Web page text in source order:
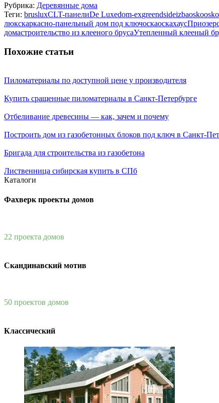
Рубрика: Деревянные дома
Теги: brusluxCLT-панелиDe Luxedom-exgreendsideizbaosko
люкскаркасно-панельный дом под ключоскаоскахаус
домастроительство из клееного брусаУтепленный клееный
Похожие статьи
Пиломатериалы по доступной цене у производителя
Купить сращенные пиломатериалы в Санкт-Петербурге
Отбеливание древесины — как, зачем и почему
Построить дом из газобетонных блоков под ключ в Санкт-
Бригада для строительства из газобетона
Лиственница сибирская купить в СПб
Каталоги
Фахверк проекты домов
22 проекта домов
Скандинавский мотив
50 проектов домов
Классический